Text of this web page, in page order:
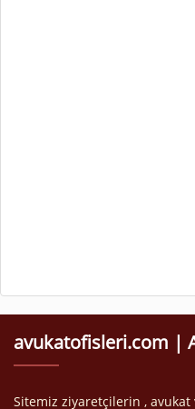
avukatofisleri.com |
Sitemiz ziyaretçilerin ,